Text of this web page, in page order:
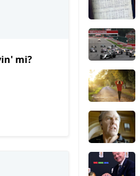
mi?
May 2025
Nis 2025
Mar 2025
Şub 2025
Oca 2025
Ara 2024
Kas 2024
Eki 2024